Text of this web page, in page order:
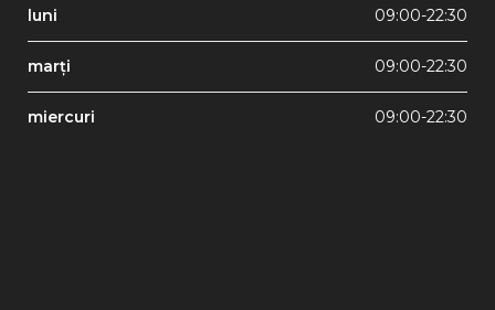
luni 09:00-22:30
marți 09:00-22:30
miercuri 09:00-22:30